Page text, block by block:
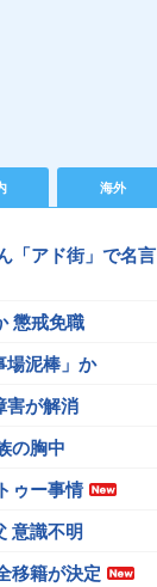
海外
「アド街」で名言
懲戒免職
場泥棒」か
害が解消
の胸中
ゥー事情
意識不明
移籍が決定